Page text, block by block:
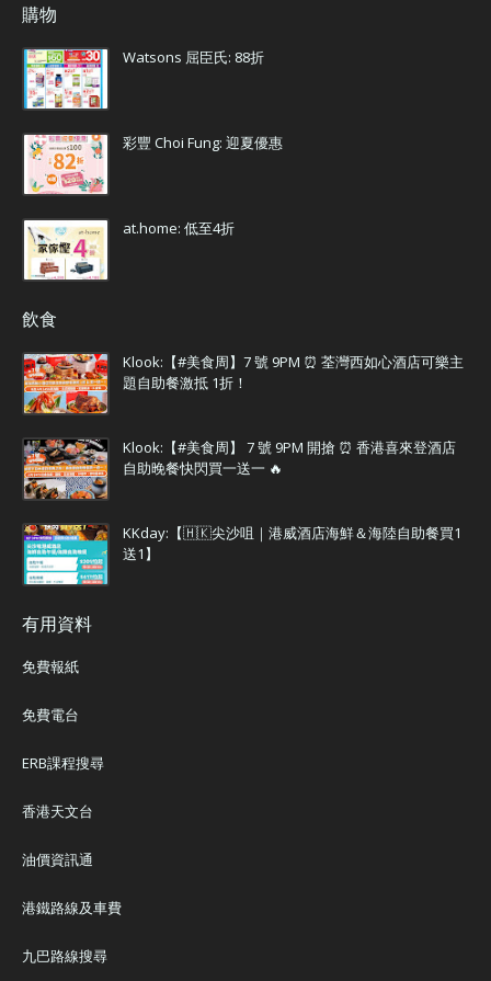
購物
Watsons 屈臣氏: 88折
彩豐 Choi Fung: 迎夏優惠
at.home: 低至4折
飲食
Klook:【#美食周】7 號 9PM ⏰ 荃灣西如心酒店可樂主
題自助餐激抵 1折！
Klook:【#美食周】 7 號 9PM 開搶 ⏰ 香港喜來登酒店
自助晚餐快閃買一送一 🔥
KKday:【🇭🇰尖沙咀｜港威酒店海鮮＆海陸自助餐買1
送1】
有用資料
免費報紙
免費電台
ERB課程搜尋
香港天文台
油價資訊通
港鐵路線及車費
九巴路線搜尋